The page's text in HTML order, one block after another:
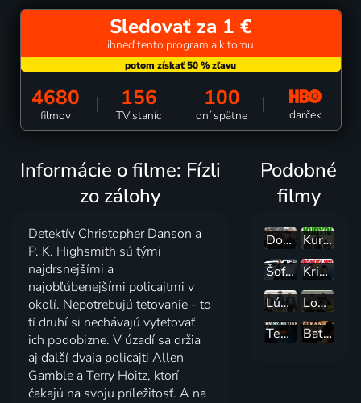
Sledovať za 1 €
ihneď tento program a k tomu
4680
filmov
156
TV staníc
100
dní spätne darček
Informácie o filme: Fízli
zo zálohy
Detektív Christopher Danson a
P. K. Highsmith sú tými
najdrsnejšími a
najobľúbenejšími policajtmi v
okolí. Nepotrebujú tetovanie - to
tí druhí si nechávajú vytetovať
ich podobizne. V úzadí sa držia
aj ďalší dvaja policajti Allen
Gamble a Terry Hoitz, ktorí
čakajú na svoju príležitosť. A na
Podobné
filmy
Dokonalý zločin
Kurýři
Šofér
Križovatka smrti 2
Lúpež vo veľkom štýle
Loganovi parťáci
Temný rytier
Batman začína